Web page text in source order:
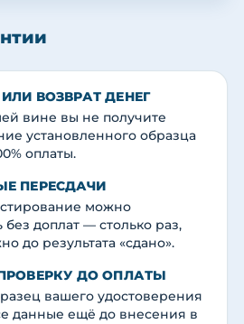
ВОЗВРАТ ДЕНЕГ
вине вы не получите
установленного образца
оплаты.
ПЕРЕСДАЧИ
можно
без доплат — столько раз,
до результата «сдано».
ДО ОПЛАТЫ
вашего удостоверения
данные ещё до внесения в